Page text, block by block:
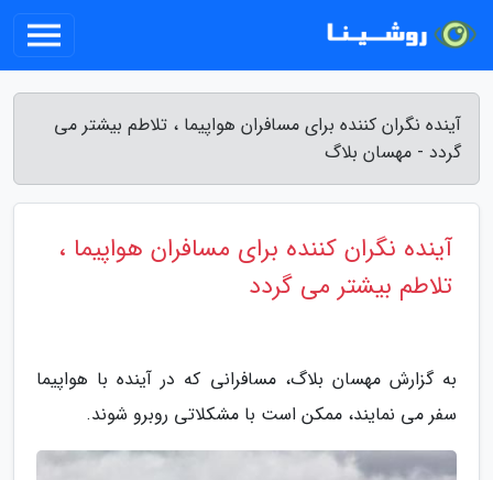
آینده نگران کننده برای مسافران هواپیما ، تلاطم بیشتر می
گردد - مهسان بلاگ
آینده نگران کننده برای مسافران هواپیما ،
تلاطم بیشتر می گردد
به گزارش مهسان بلاگ، مسافرانی که در آینده با هواپیما
سفر می نمایند، ممکن است با مشکلاتی روبرو شوند.